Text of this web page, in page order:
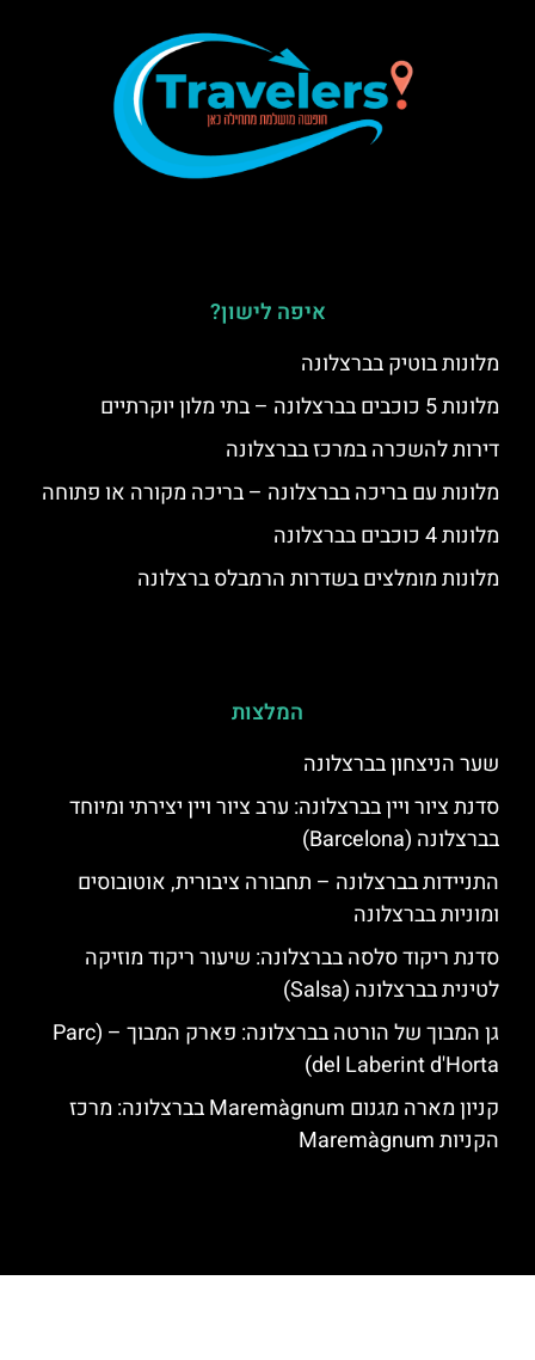
איפה לישון?
מלונות בוטיק בברצלונה
מלונות 5 כוכבים בברצלונה – בתי מלון יוקרתיים
דירות להשכרה במרכז בברצלונה
מלונות עם בריכה בברצלונה – בריכה מקורה או פתוחה
מלונות 4 כוכבים בברצלונה
מלונות מומלצים בשדרות הרמבלס ברצלונה
המלצות
שער הניצחון בברצלונה
סדנת ציור ויין בברצלונה: ערב ציור ויין יצירתי ומיוחד
בברצלונה (Barcelona)
התניידות בברצלונה – תחבורה ציבורית, אוטובוסים
ומוניות בברצלונה
סדנת ריקוד סלסה בברצלונה: שיעור ריקוד מוזיקה
לטינית בברצלונה (Salsa)
גן המבוך של הורטה בברצלונה: פארק המבוך – (Parc
del Laberint d'Horta)
קניון מארה מגנום Maremàgnum בברצלונה: מרכז
הקניות Maremàgnum